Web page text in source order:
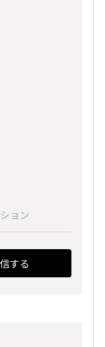
ョン
する